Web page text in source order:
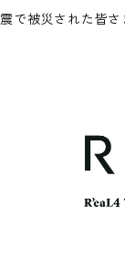
で被災された皆